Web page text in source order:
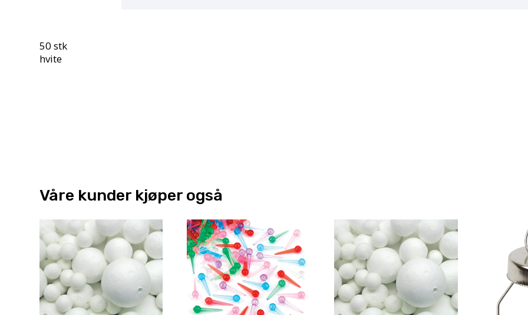
50 stk
hvite
Våre kunder kjøper også